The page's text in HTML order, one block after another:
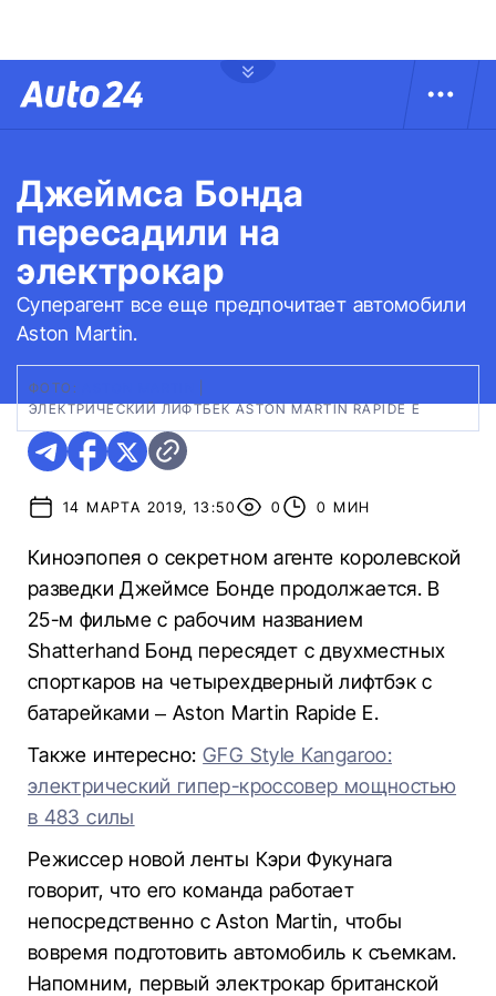
Джеймса Бонда
пересадили на
электрокар
Суперагент все еще предпочитает автомобили
Aston Martin.
ФОТО:
ЭЛЕКТРИЧЕСКИЙ ЛИФТБЕК ASTON MARTIN RAPIDE E
14 МАРТА 2019, 13:50 0 0 МИН
Киноэпопея о секретном агенте королевской
разведки Джеймсе Бонде продолжается. В
25-м фильме с рабочим названием
Shatterhand Бонд пересядет с двухместных
спорткаров на четырехдверный лифтбэк с
батарейками – Aston Martin Rapide E.
Также интересно:GFG Style Kangaroo:
электрический гипер-кроссовер мощностью
в 483 силы
Режиссер новой ленты Кэри Фукунага
говорит, что его команда работает
непосредственно с Aston Martin, чтобы
вовремя подготовить автомобиль к съемкам.
Напомним, первый электрокар британской